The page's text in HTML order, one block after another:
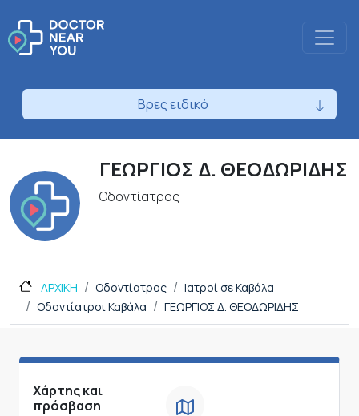
Βρες ειδικό
ΓΕΩΡΓΙΟΣ Δ. ΘΕΟΔΩΡΙΔΗΣ
Οδοντίατρος
ΑΡΧΙΚΗ Οδοντίατρος
Ιατροί σε Καβάλα
Οδοντίατροι Καβάλα
ΓΕΩΡΓΙΟΣ Δ. ΘΕΟΔΩΡΙΔΗΣ
Χάρτης και
πρόσβαση